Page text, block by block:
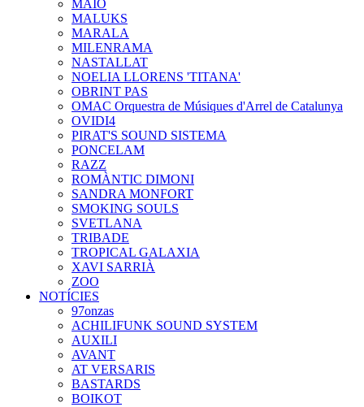
MAIO
MALUKS
MARALA
MILENRAMA
NASTALLAT
NOELIA LLORENS 'TITANA'
OBRINT PAS
OMAC Orquestra de Músiques d'Arrel de Catalunya
OVIDI4
PIRAT'S SOUND SISTEMA
PONCELAM
RAZZ
ROMÀNTIC DIMONI
SANDRA MONFORT
SMOKING SOULS
SVETLANA
TRIBADE
TROPICAL GALAXIA
XAVI SARRIÀ
ZOO
NOTÍCIES
97onzas
ACHILIFUNK SOUND SYSTEM
AUXILI
AVANT
AT VERSARIS
BASTARDS
BOIKOT